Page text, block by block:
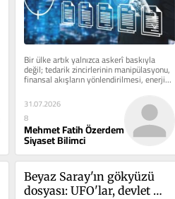
Bir ülke artık yalnızca askerî baskıyla
değil; tedarik zincirlerinin manipülasyonu,
finansal akışların yönlendirilmesi, enerji...
31.07.2026
8
Mehmet Fatih Özerdem
Siyaset Bilimci
Beyaz Saray'ın gökyüzü
dosyası: UFO'lar, devlet